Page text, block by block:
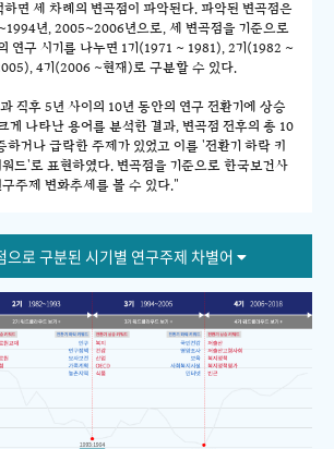
면 세 차례의 변곡점이 파악된다. 파악된 변곡점은
년, 2005~2006년으로, 세 변곡점을 기준으로
연구 시기를 나누면 1기(1971 ~ 1981), 2기(1982 ~
4기(2006 ~현재)로 구분할 수 있다.
직후 5년 사이의 10년 동안의 연구 전환기에 상승
게 나타난 용어를 분석한 결과, 변곡점 전후의 총 10
하거나 급락한 주제가 있었고 이를 '전환기 하락 키
드'로 표현하였다. 변곡점을 기준으로 한국보건사
주제 변화추세를 볼 수 있다."
으로 구분된 시기별 연구주제 차별어